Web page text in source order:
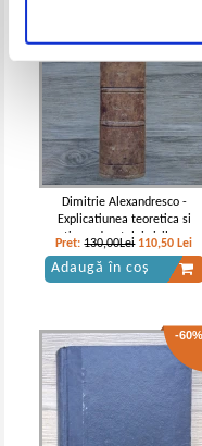
Dimitrie Alexandresco -
Explicatiunea teoretica si
practica a dreptului civil roman
(volumul 8, partea 1, anul 1916)
Pret:130,00Lei 110,50 Lei
Adaugă în coș
-60%